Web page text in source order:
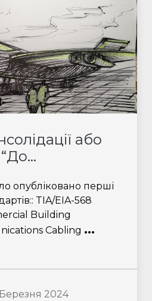
або
“До...
опубліковано перші
TIA/EIA-568
Building
Cabling ...
2024